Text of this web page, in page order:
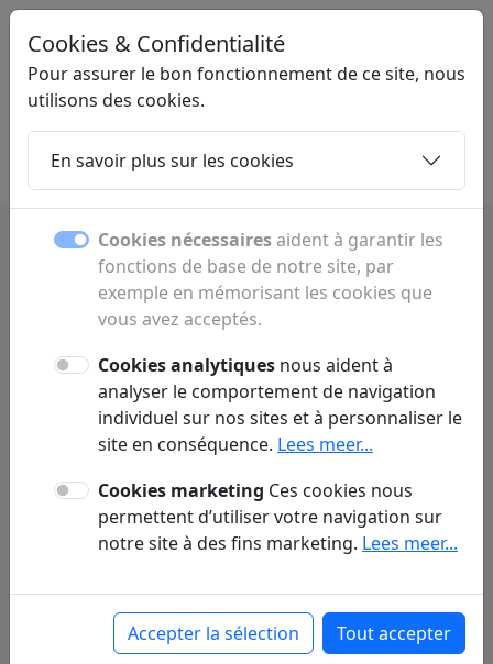
LINKMIX.BE
Home Sous-pages Articles Contact
Sous-pages
Découvrez toutes les sous-pages et rubriques.
Aandelen
Cookies & Confidentialité
Pour assurer le bon fonctionnement de ce site, nous
utilisons des cookies.
En savoir plus sur les cookies
Cookies nécessairesaident à garantir les
fonctions de base de notre site, par
exemple en mémorisant les cookies que
vous avez acceptés.
Cookies analytiques nous aident à
analyser le comportement de navigation
individuel sur nos sites et à personnaliser le
site en conséquence. Lees meer...
Cookies marketing Ces cookies nous
permettent d’utiliser votre navigation sur
notre site à des fins marketing. Lees meer...
Accepter la sélection Tout accepter